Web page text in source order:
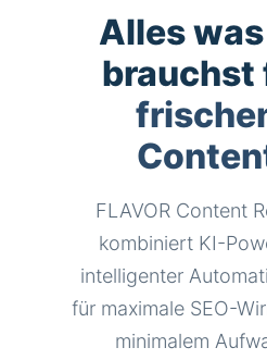
Alles
brauchst
FLAVOR Content
kombiniert KI-
intelligenter
für maximale SEO-
minimalem